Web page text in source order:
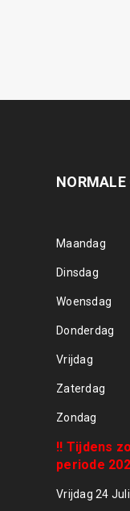
Maandag
Dinsdag
Woensdag
Donderdag
Vrijdag
Zaterdag
Zondag
!! Tijdens
periode
Vrijdag 24